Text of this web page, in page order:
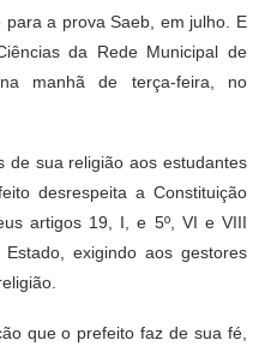
a prova Saeb, em julho. E
da Rede Municipal de
manhã de terça-feira, no
de sua religião aos estudantes
desrespeita a Constituição
artigos 19, I, e 5º, VI e VIII
exigindo aos gestores
que o prefeito faz de sua fé,